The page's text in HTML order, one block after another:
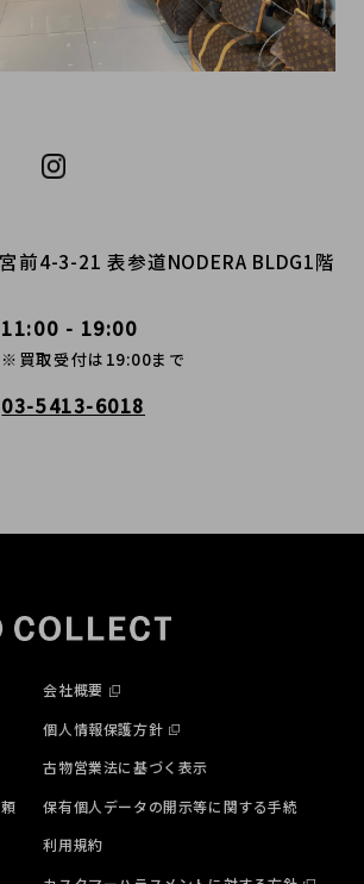
前4-3-21 表参道NODERA BLDG1階
11:00 - 19:00
※買取受付は19:00まで
03-5413-6018
会社概要
個人情報保護方針
古物営業法に基づく表示
保有個人データの開示等に関する手続
利用規約